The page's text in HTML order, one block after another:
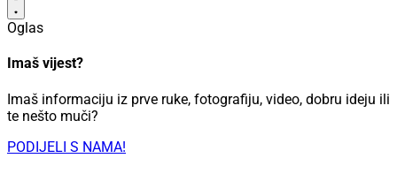
Oglas
Imaš vijest?
Imaš informaciju iz prve ruke, fotografiju, video, dobru ideju ili
te nešto muči?
PODIJELI S NAMA!